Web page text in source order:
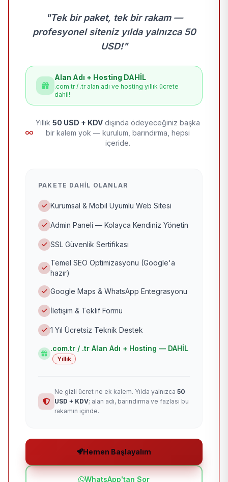
"Tek bir paket, tek bir rakam —
profesyonel siteniz yılda yalnızca 50
USD!"
Alan Adı + Hosting DAHİL
.com.tr / .tr alan adı ve hosting yıllık ücrete
dahil!
Yıllık 50 USD + KDV dışında ödeyeceğiniz başka
bir kalem yok — kurulum, barındırma, hepsi
içeride.
PAKETE DAHIL OLANLAR
Kurumsal & Mobil Uyumlu Web Sitesi
Admin Paneli — Kolayca Kendiniz Yönetin
SSL Güvenlik Sertifikası
Temel SEO Optimizasyonu (Google'a
hazır)
Google Maps & WhatsApp Entegrasyonu
İletişim & Teklif Formu
1 Yıl Ücretsiz Teknik Destek
.com.tr / .tr Alan Adı + Hosting — DAHİL
Yıllık
Ne gizli ücret ne ek kalem. Yılda yalnızca 50
USD + KDV; alan adı, barındırma ve fazlası bu
rakamın içinde.
Hemen Başlayalım
WhatsApp'tan Sor